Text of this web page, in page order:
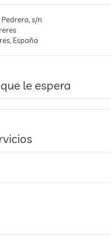
s/n
, España
le espera